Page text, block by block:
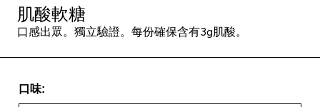
肌酸軟糖
口感出眾。獨立驗證。每份確保含有3g肌酸。
口味: